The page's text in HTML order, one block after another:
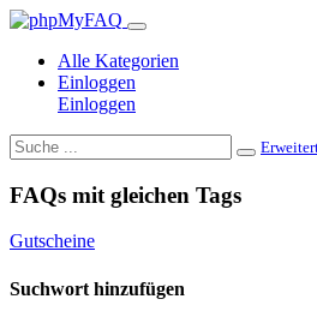
Alle Kategorien
Einloggen
Einloggen
FAQs mit gleichen Tags
Gutscheine
Suchwort hinzufügen